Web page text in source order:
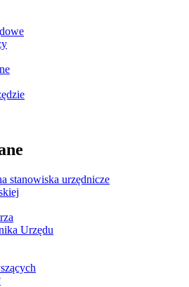
stanowiska urzędnicze
Urzędu